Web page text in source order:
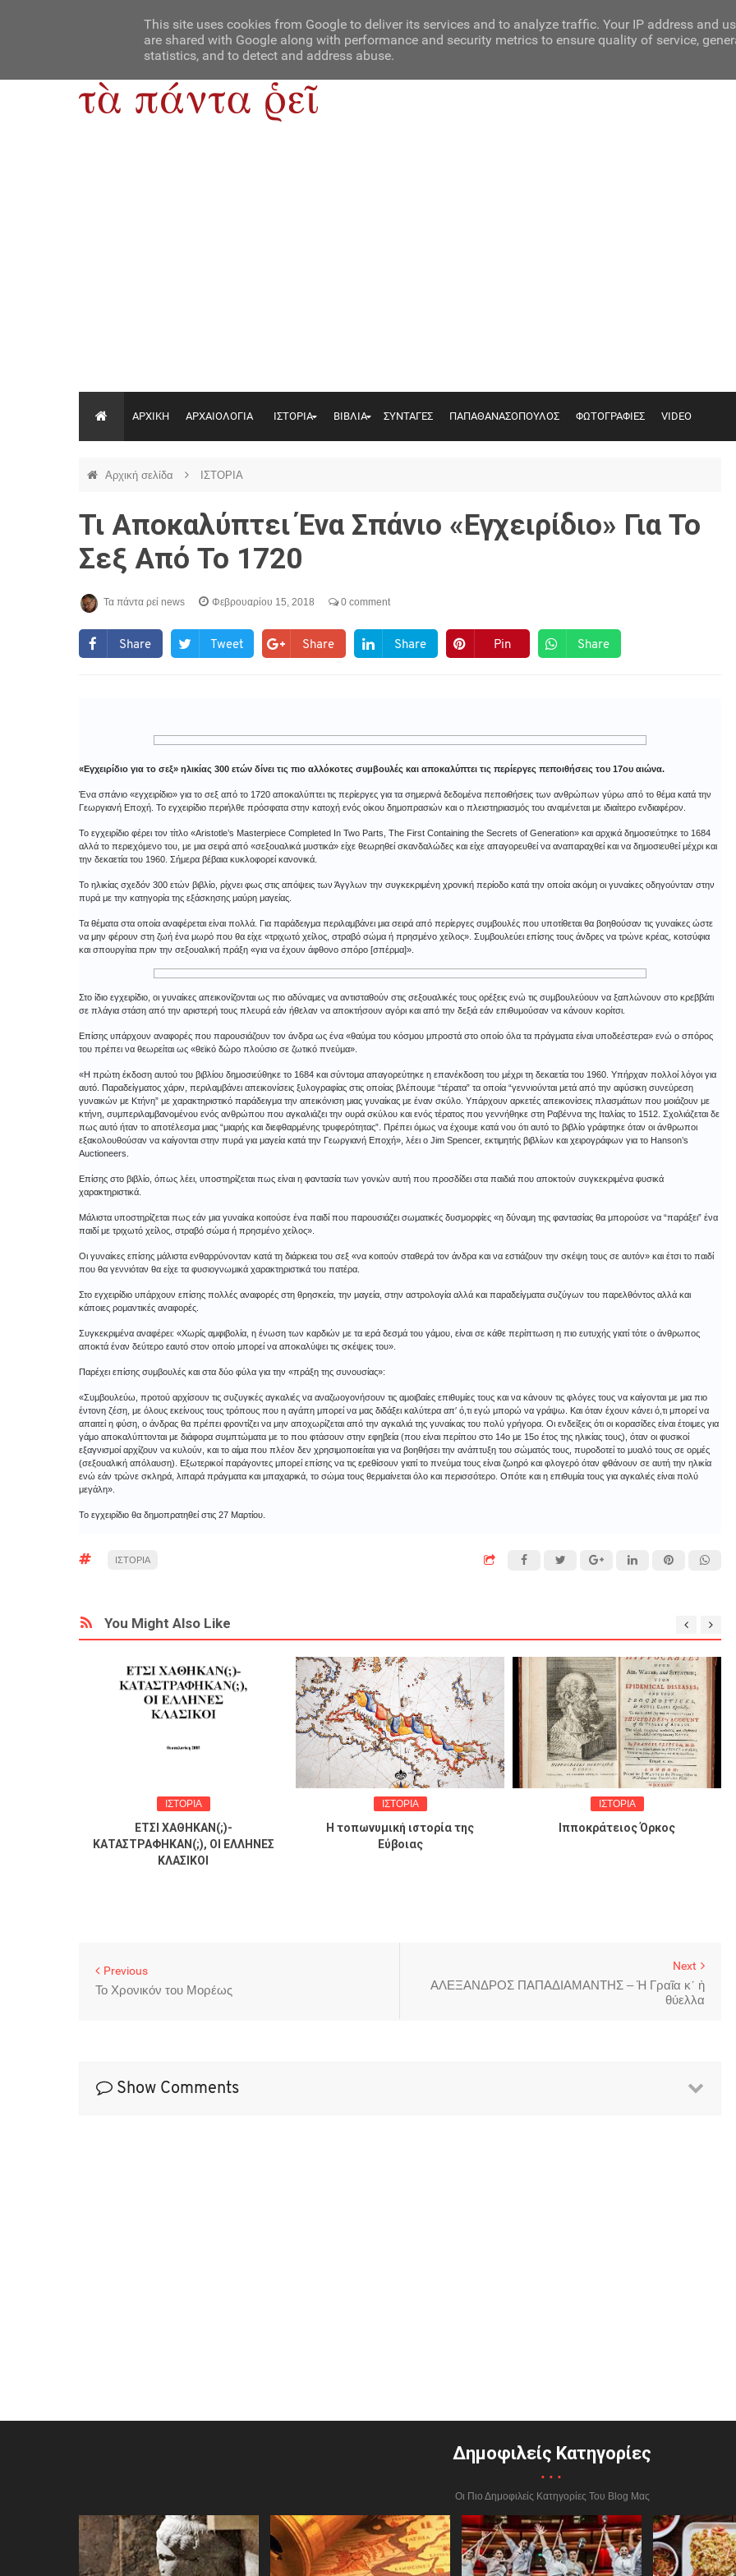
Contact Us About Us
ΑΡΧΙΚΗ ΑΡΧΑΙΟΛΟΓΙΑ ΙΣΤΟΡΙΑ ΒΙΒΛΙΑ ΣΥΝΤΑΓΕΣ ΠΑΠΑΘΑΝΑΣΟΠΟΥΛΟΣ ΦΩΤΟΓΡΑΦΙΕΣ VIDEO
Αρχική σελίδα ΙΣΤΟΡΙΑ
Τι Αποκαλύπτει Ένα Σπάνιο «εγχειρίδιο» Για Το
Σεξ Από Το 1720
Τα πάντα ρεί news Φεβρουαρίου 15, 2018 0 comment
Share Tweet Share Share Pin Share
«Εγχειρίδιο για το σεξ» ηλικίας 300 ετών δίνει τις πιο αλλόκοτες συμβουλές και αποκαλύπτει τις περίεργες πεποιθήσεις του 17ου αιώνα.
Ένα σπάνιο «εγχειρίδιο» για το σεξ από το 1720 αποκαλύπτει τις περίεργες για τα σημερινά δεδομένα πεποιθήσεις των ανθρώπων γύρω από το θέμα κατά την
Γεωργιανή Εποχή. Το εγχειρίδιο περιήλθε πρόσφατα στην κατοχή ενός οίκου δημοπρασιών και ο πλειστηριασμός του αναμένεται με ιδιαίτερο ενδιαφέρον.
Το εγχειρίδιο φέρει τον τίτλο «Aristotle’s Masterpiece Completed In Two Parts, The First Containing the Secrets of Generation» και αρχικά δημοσιεύτηκε το 1684
αλλά το περιεχόμενο του, με μια σειρά από «σεξουαλικά μυστικά» είχε θεωρηθεί σκανδαλώδες και είχε απαγορευθεί να αναπαραχθεί και να δημοσιευθεί μέχρι και
την δεκαετία του 1960. Σήμερα βέβαια κυκλοφορεί κανονικά.
Το ηλικίας σχεδόν 300 ετών βιβλίο, ρίχνει φως στις απόψεις των Άγγλων την συγκεκριμένη χρονική περίοδο κατά την οποία ακόμη οι γυναίκες οδηγούνταν στην
πυρά με την κατηγορία της εξάσκησης μαύρη μαγείας.
Τα θέματα στα οποία αναφέρεται είναι πολλά. Για παράδειγμα περιλαμβάνει μια σειρά από περίεργες συμβουλές που υποτίθεται θα βοηθούσαν τις γυναίκες ώστε
να μην φέρουν στη ζωή ένα μωρό που θα είχε «τριχωτό χείλος, στραβό σώμα ή πρησμένο χείλος». Συμβουλεύει επίσης τους άνδρες να τρώνε κρέας, κοτσύφια
και σπουργίτια πριν την σεξουαλική πράξη «για να έχουν άφθονο σπόρο [σπέρμα]».
Στο ίδιο εγχειρίδιο, οι γυναίκες απεικονίζονται ως πιο αδύναμες να αντισταθούν στις σεξουαλικές τους ορέξεις ενώ τις συμβουλεύουν να ξαπλώνουν στο κρεββάτι
σε πλάγια στάση από την αριστερή τους πλευρά εάν ήθελαν να αποκτήσουν αγόρι και από την δεξιά εάν επιθυμούσαν να κάνουν κορίτσι.
Επίσης υπάρχουν αναφορές που παρουσιάζουν τον άνδρα ως ένα «θαύμα του κόσμου μπροστά στο οποίο όλα τα πράγματα είναι υποδεέστερα» ενώ ο σπόρος
του πρέπει να θεωρείται ως «θεϊκό δώρο πλούσιο σε ζωτικό πνεύμα».
«Η πρώτη έκδοση αυτού του βιβλίου δημοσιεύθηκε το 1684 και σύντομα απαγορεύτηκε η επανέκδοση του μέχρι τη δεκαετία του 1960. Υπήρχαν πολλοί λόγοι για
αυτό. Παραδείγματος χάριν, περιλαμβάνει απεικονίσεις ξυλογραφίας στις οποίας βλέπουμε “τέρατα” τα οποία “γεννιούνται μετά από την αφύσικη συνεύρεση
γυναικών με Κτήνη” με χαρακτηριστικό παράδειγμα την απεικόνιση μιας γυναίκας με έναν σκύλο. Υπάρχουν αρκετές απεικονίσεις πλασμάτων που μοιάζουν με
κτήνη, συμπεριλαμβανομένου ενός ανθρώπου που αγκαλιάζει την ουρά σκύλου και ενός τέρατος που γεννήθηκε στη Ραβέννα της Ιταλίας το 1512. Σχολιάζεται δε
πως αυτό ήταν το αποτέλεσμα μιας “μιαρής και διεφθαρμένης τρυφερότητας”. Πρέπει όμως να έχουμε κατά νου ότι αυτό το βιβλίο γράφτηκε όταν οι άνθρωποι
εξακολουθούσαν να καίγονται στην πυρά για μαγεία κατά την Γεωργιανή Εποχή», λέει ο Jim Spencer, εκτιμητής βιβλίων και χειρογράφων για το Hanson’s
Auctioneers.
Επίσης στο βιβλίο, όπως λέει, υποστηρίζεται πως είναι η φαντασία των γονιών αυτή που προσδίδει στα παιδιά που αποκτούν συγκεκριμένα φυσικά
χαρακτηριστικά.
Μάλιστα υποστηρίζεται πως εάν μια γυναίκα κοιτούσε ένα παιδί που παρουσιάζει σωματικές δυσμορφίες «η δύναμη της φαντασίας θα μπορούσε να “παράξει” ένα
παιδί με τριχωτό χείλος, στραβό σώμα ή πρησμένο χείλος».
Οι γυναίκες επίσης μάλιστα ενθαρρύνονταν κατά τη διάρκεια του σεξ «να κοιτούν σταθερά τον άνδρα και να εστιάζουν την σκέψη τους σε αυτόν» και έτσι το παιδί
που θα γεννιόταν θα είχε τα φυσιογνωμικά χαρακτηριστικά του πατέρα.
Στο εγχειρίδιο υπάρχουν επίσης πολλές αναφορές στη θρησκεία, την μαγεία, στην αστρολογία αλλά και παραδείγματα συζύγων του παρελθόντος αλλά και
κάποιες ρομαντικές αναφορές.
Συγκεκριμένα αναφέρει: «Χωρίς αμφιβολία, η ένωση των καρδιών με τα ιερά δεσμά του γάμου, είναι σε κάθε περίπτωση η πιο ευτυχής γιατί τότε ο άνθρωπος
αποκτά έναν δεύτερο εαυτό στον οποίο μπορεί να αποκαλύψει τις σκέψεις του».
Παρέχει επίσης συμβουλές και στα δύο φύλα για την «πράξη της συνουσίας»:
«Συμβουλεύω, προτού αρχίσουν τις συζυγικές αγκαλιές να αναζωογονήσουν τις αμοιβαίες επιθυμίες τους και να κάνουν τις φλόγες τους να καίγονται με μια πιο
έντονη ζέση, με όλους εκείνους τους τρόπους που η αγάπη μπορεί να μας διδάξει καλύτερα απ′ ό,τι εγώ μπορώ να γράψω. Και όταν έχουν κάνει ό,τι μπορεί να
απαιτεί η φύση, ο άνδρας θα πρέπει φροντίζει να μην αποχωρίζεται από την αγκαλιά της γυναίκας του πολύ γρήγορα. Οι ενδείξεις ότι οι κορασίδες είναι έτοιμες για
γάμο αποκαλύπτονται με διάφορα συμπτώματα με το που φτάσουν στην εφηβεία (που είναι περίπου στο 14ο με 15ο έτος της ηλικίας τους), όταν οι φυσικοί
εξαγνισμοί αρχίζουν να κυλούν, και το αίμα που πλέον δεν χρησιμοποιείται για να βοηθήσει την ανάπτυξη του σώματός τους, πυροδοτεί το μυαλό τους σε ορμές
(σεξουαλική απόλαυση). Εξωτερικοί παράγοντες μπορεί επίσης να τις ερεθίσουν γιατί το πνεύμα τους είναι ζωηρό και φλογερό όταν φθάνουν σε αυτή την ηλικία
ενώ εάν τρώνε σκληρά, λιπαρά πράγματα και μπαχαρικά, το σώμα τους θερμαίνεται όλο και περισσότερο. Οπότε και η επιθυμία τους για αγκαλιές είναι πολύ
μεγάλη».
Το εγχειρίδιο θα δημοπρατηθεί στις 27 Μαρτίου.
ΙΣΤΟΡΙΑ
You Might Also Like
ΙΣΤΟΡΙΑ
ΕΤΣΙ ΧΑΘΗΚΑΝ(;)-
ΚΑΤΑΣΤΡΑΦΗΚΑΝ(;), ΟΙ ΕΛΛΗΝΕΣ
ΚΛΑΣΙΚΟΙ
ΙΣΤΟΡΙΑ
Η τοπωνυμική ιστορία της
Εύβοιας
ΙΣΤΟΡΙΑ
Ιπποκράτειος Όρκος
Next
ΑΛΕΞΑΝΔΡΟΣ ΠΑΠΑΔΙΑΜΑΝΤΗΣ – Ἡ Γραῖα κ᾿ ἡ
θύελλα
Previous
Το Χρονικόν του Μορέως
Show Comments
Δημοφιλείς Κατηγορίες
...
Οι Πιο Δημοφιλείς Κατηγορίες Του Blog Μας
This site uses cookies from Google to deliver its services and to analyze traffic. Your IP address and
are shared with Google along with performance and security metrics to ensure quality of service,
statistics, and to detect and address abuse.